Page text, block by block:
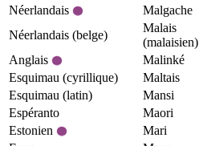
Néerlandais
Malgache
Néerlandais (belge)
Malais
(malaisien)
Anglais
Malinké
Esquimau (cyrillique)
Maltais
Esquimau (latin)
Mansi
Espéranto
Maori
Estonien
Mari